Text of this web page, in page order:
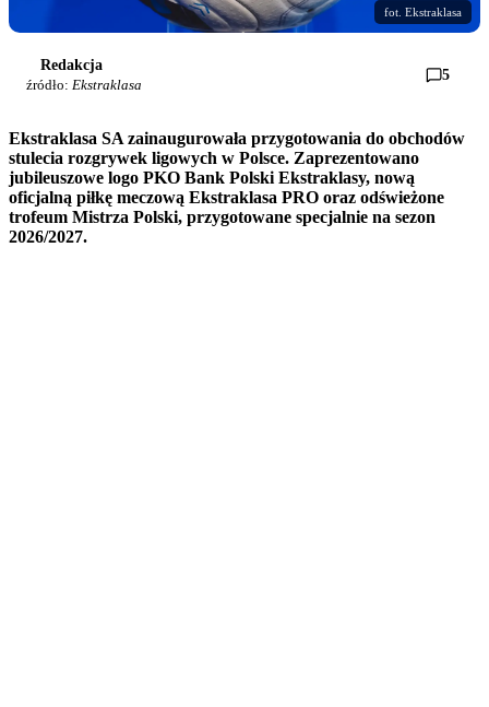
fot. Ekstraklasa
Redakcja
źródło: Ekstraklasa
5
Ekstraklasa SA zainaugurowała przygotowania do obchodów
stulecia rozgrywek ligowych w Polsce. Zaprezentowano
jubileuszowe logo PKO Bank Polski Ekstraklasy, nową
oficjalną piłkę meczową Ekstraklasa PRO oraz odświeżone
trofeum Mistrza Polski, przygotowane specjalnie na sezon
2026/2027.